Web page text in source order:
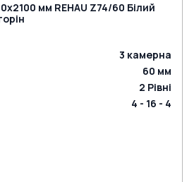
мм REHAU Z74/60 Білий
3 камерна
60 мм
2 Рівні
4 - 16 - 4